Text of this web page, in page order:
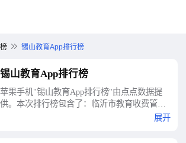
锡山教育App排行榜
锡山教育App排行榜
苹果手机"锡山教育App排行榜"由点点数据提
供。本次排行榜包含了：临沂市教育收费管理
系统、DSE文言、10分鐘DSE文言文 : 極致好展开